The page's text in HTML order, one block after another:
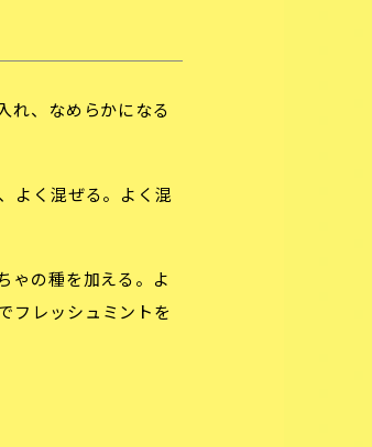
れ、なめらかになる
よく混ぜる。よく混
ゃの種を加える。よ
フレッシュミントを